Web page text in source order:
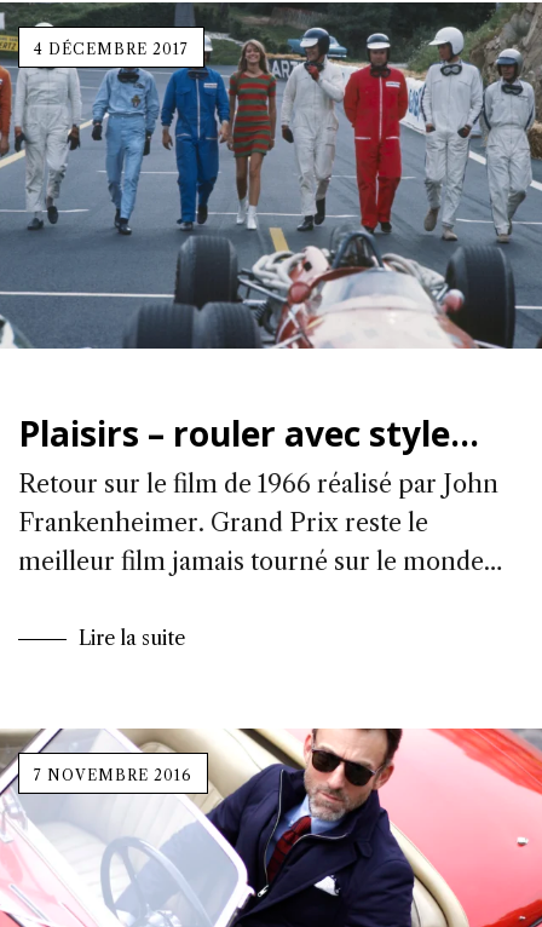
4 DÉCEMBRE 2017
Plaisirs – rouler avec style…
Retour sur le film de 1966 réalisé par John
Frankenheimer. Grand Prix reste le
meilleur film jamais tourné sur le monde…
Lire la suite
7 NOVEMBRE 2016